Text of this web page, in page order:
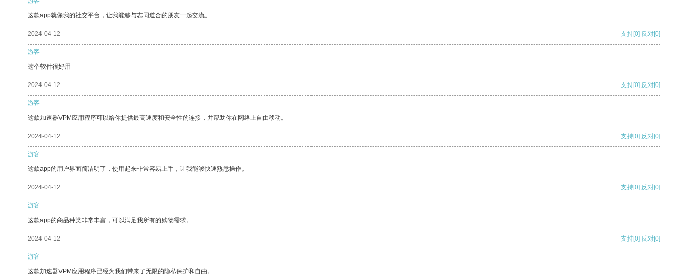
这款app就像我的社交平台，让我能够与志同道合的朋友一起交流。
2024-04-12 支持[0] 反对[0]
游客
这个软件很好用
2024-04-12 支持[0] 反对[0]
游客
这款加速器VPM应用程序可以给你提供最高速度和安全性的连接，并帮助你在网络上自由移动。
2024-04-12 支持[0] 反对[0]
游客
这款app的用户界面简洁明了，使用起来非常容易上手，让我能够快速熟悉操作。
2024-04-12 支持[0] 反对[0]
游客
这款app的商品种类非常丰富，可以满足我所有的购物需求。
2024-04-12 支持[0] 反对[0]
游客
这款加速器VPM应用程序已经为我们带来了无限的隐私保护和自由。